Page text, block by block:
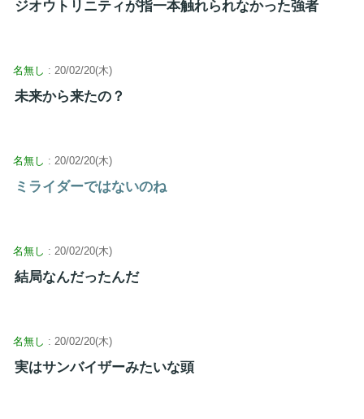
ジオウトリニティが指一本触れられなかった強者
名無し : 20/02/20(木)
未来から来たの？
名無し : 20/02/20(木)
ミライダーではないのね
名無し : 20/02/20(木)
結局なんだったんだ
名無し : 20/02/20(木)
実はサンバイザーみたいな頭